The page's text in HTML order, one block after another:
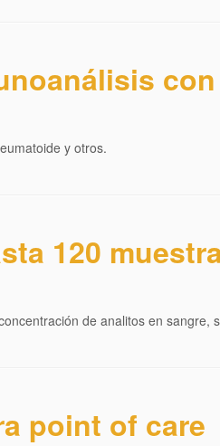
y otros.
120
de analitos en sangre,
point of care